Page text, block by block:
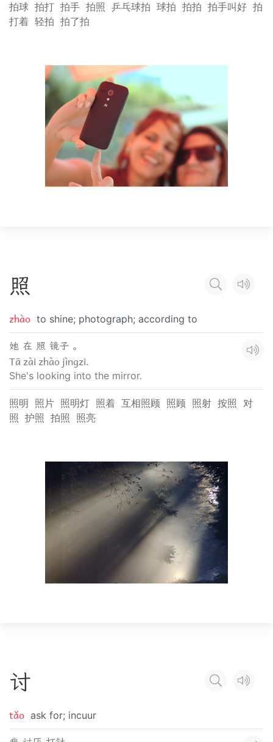
拍球 拍打 拍手 拍照 乒乓球拍 球拍 拍拍 拍手叫好 拍
打着 轻拍 拍了拍
照
zhào to shine; photograph; according to
她 在 照 镜子 。
Tā zài zhào jìngzi.
She's looking into the mirror.
照明 照片 照明灯 照着 互相照顾 照顾 照射 按照 对
照 护照 拍照 照亮
讨
tǎo ask for; incuur